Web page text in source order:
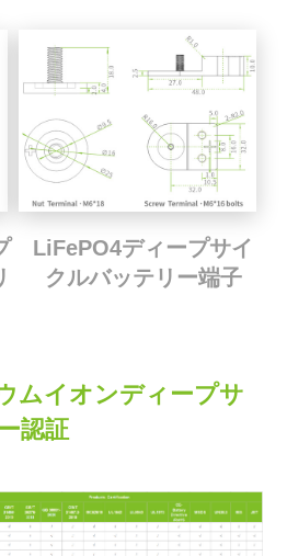
LiFePO4ディープサイ
クルバッテリー端子
ムイオンディープサ
認証